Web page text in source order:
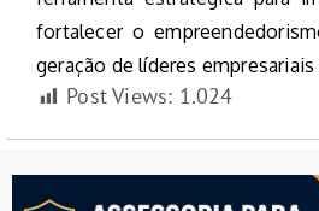
fortalecer o
geração de líderes
Post Views: 1.024